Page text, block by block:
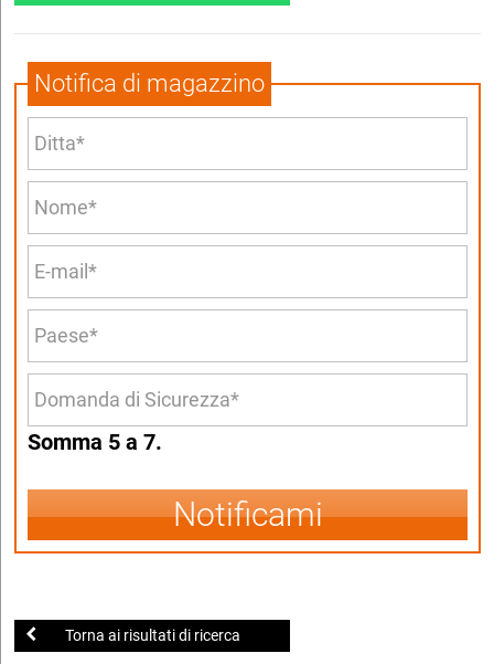
Notifica di magazzino
Somma 5 a 7.
Notificami
Torna ai risultati di ricerca